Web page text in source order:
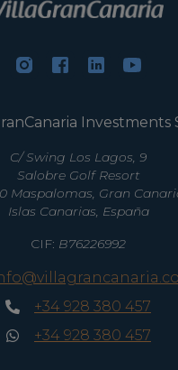
Investments
C/ Swing Los Lagos, 9
Salobre Golf Resort
Maspalomas, Gran
Islas Canarias, España
CIF: B76226992
+34 928 380 457
+34 928 380 457